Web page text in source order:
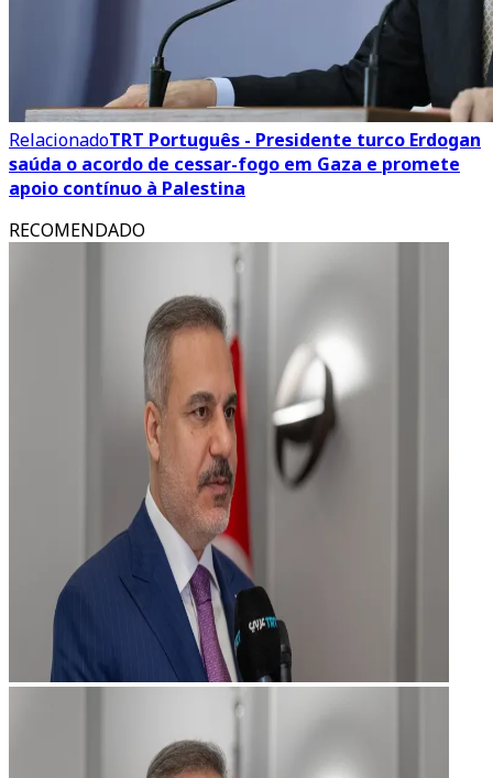
RelacionadoTRT Português - Presidente turco Erdogan
saúda o acordo de cessar-fogo em Gaza e promete
apoio contínuo à Palestina
RECOMENDADO